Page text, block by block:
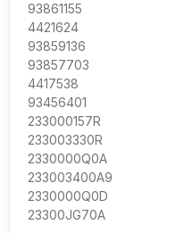
93861155
4421624
93859136
93857703
4417538
93456401
233000157R
233003330R
2330000Q0A
233003400A9
2330000Q0D
23300JG70A